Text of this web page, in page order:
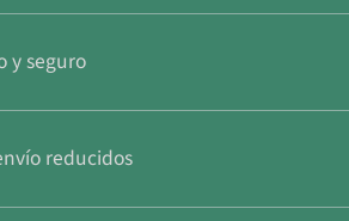
y seguro
reducidos